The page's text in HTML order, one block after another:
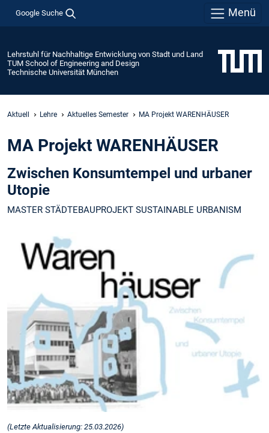
Google Suche Menü
Lehrstuhl für Nachhaltige Entwicklung von Stadt und Land
TUM School of Engineering and Design
Technische Universität München
Aktuell Lehre Aktuelles Semester MA Projekt WARENHÄUSER
MA Projekt WARENHÄUSER
Zwischen Konsumtempel und urbaner
Utopie
MASTER STÄDTEBAUPROJEKT SUSTAINABLE URBANISM
(Letzte Aktualisierung: 25.03.2026)